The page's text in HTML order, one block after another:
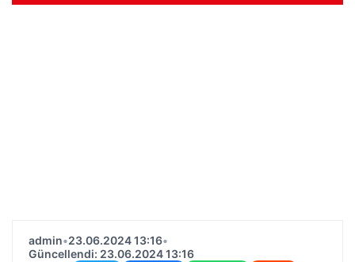
admin•23.06.2024 13:16•
Güncellendi: 23.06.2024 13:16